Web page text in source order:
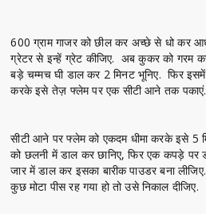
600 ग्राम गाजर को छील कर अच्छे से धो कर
ग्रेटर से इन्हें ग्रेट कीजिए. अब कुकर को गरम
बड़े चम्मच घी डाल कर 2 मिनट भूनिए. फिर
करके इसे तेज़ फ्लेम पर एक सीटी आने तक पकाएं.
सीटी आने पर फ्लेम को एकदम धीमा करके इसे 5
को छलनी में डाल कर छानिए, फिर एक कपड़े पर
जार में डाल कर इसका बारीक पाउडर बना
कुछ मोटा पीस रह गया हो तो उसे निकाल दीजिए.